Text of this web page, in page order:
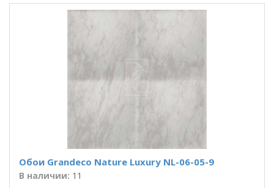
Обои Grandeco Nature Luxury NL-06-05-9
В наличии: 11